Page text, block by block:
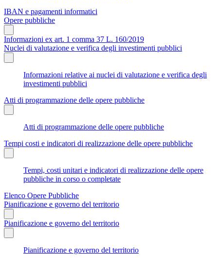
IBAN e pagamenti informatici
Opere pubbliche
Informazioni ex art. 1 comma 37 L. 160/2019
Nuclei di valutazione e verifica degli investimenti pubblici
Informazioni relative ai nuclei di valutazione e verifica degli
investimenti pubblici
Atti di programmazione delle opere pubbliche
Atti di programmazione delle opere pubbliche
Tempi costi e indicatori di realizzazione delle opere pubbliche
Tempi, costi unitari e indicatori di realizzazione delle opere
pubbliche in corso o completate
Elenco Opere Pubbliche
Pianificazione e governo del territorio
Pianificazione e governo del territorio
Pianificazione e governo del territorio